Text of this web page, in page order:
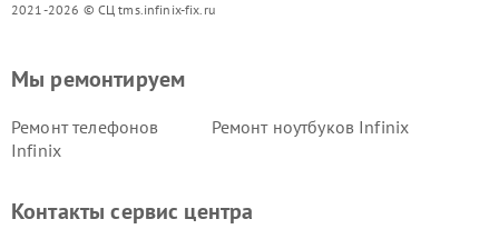
2021-2026 © СЦ tms.infinix-fix.ru
Мы ремонтируем
Ремонт телефонов
Infinix
Ремонт ноутбуков Infinix
Контакты сервис центра